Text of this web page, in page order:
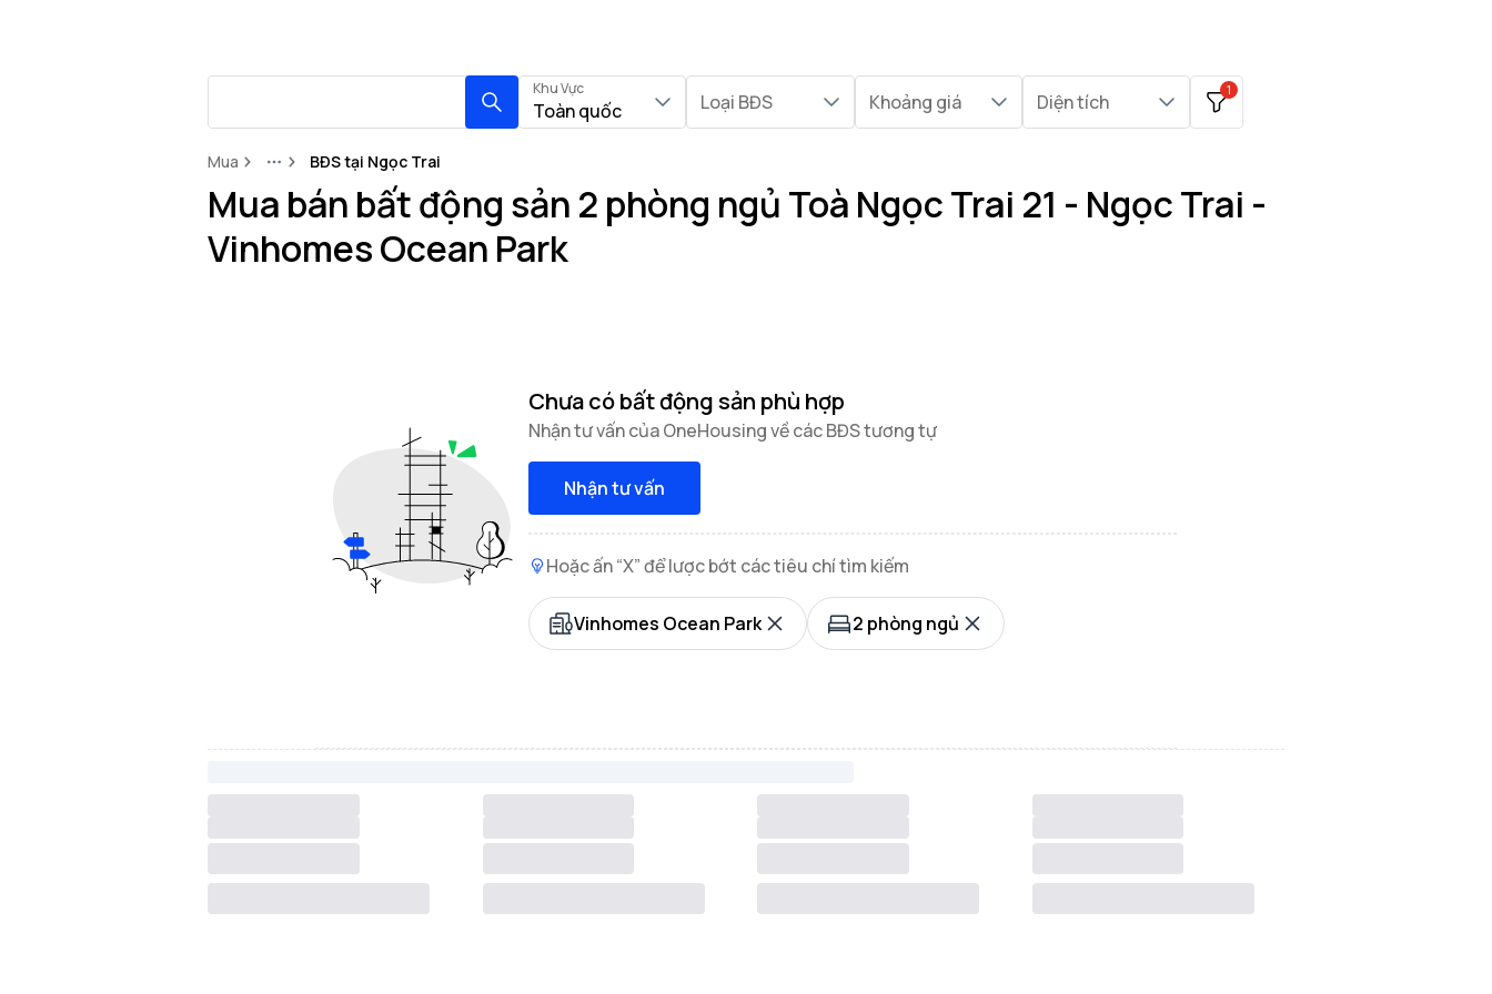
Khu Vực
Toàn quốc Loại BĐS Khoảng giá Diện tích
1
Mua MoreBĐS tại Ngọc Trai
Mua bán bất động sản 2 phòng ngủ Toà Ngọc Trai 21 - Ngọc Trai -
Vinhomes Ocean Park
Chưa có bất động sản phù hợp
Nhận tư vấn của OneHousing về các BĐS tương tự
Nhận tư vấn
Hoặc ấn “X” để lược bớt các tiêu chí tìm kiếm
Vinhomes Ocean Park 2 phòng ngủ